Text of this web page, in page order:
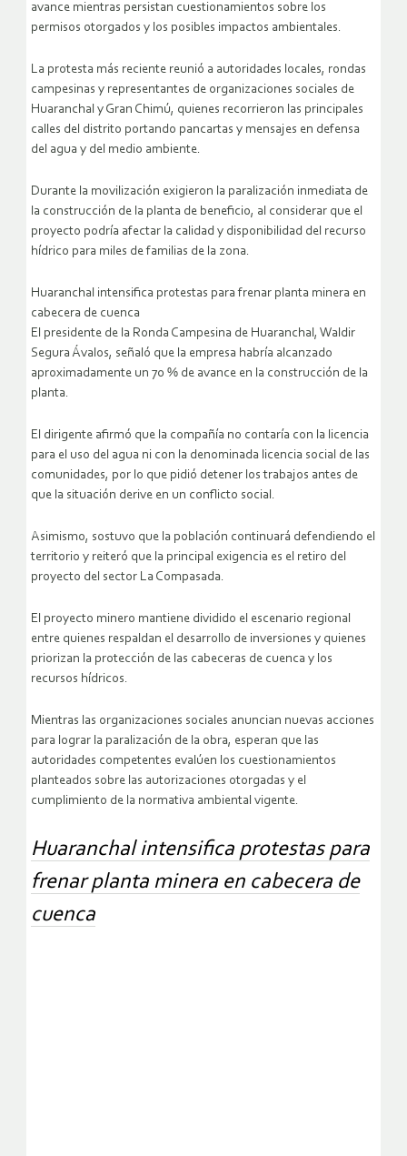
avance mientras persistan cuestionamientos sobre los
permisos otorgados y los posibles impactos ambientales.
La protesta más reciente reunió a autoridades locales, rondas
campesinas y representantes de organizaciones sociales de
Huaranchal y Gran Chimú, quienes recorrieron las principales
calles del distrito portando pancartas y mensajes en defensa
del agua y del medio ambiente.
Durante la movilización exigieron la paralización inmediata de
la construcción de la planta de beneficio, al considerar que el
proyecto podría afectar la calidad y disponibilidad del recurso
hídrico para miles de familias de la zona.
Huaranchal intensifica protestas para frenar planta minera en
cabecera de cuenca
El presidente de la Ronda Campesina de Huaranchal, Waldir
Segura Ávalos, señaló que la empresa habría alcanzado
aproximadamente un 70 % de avance en la construcción de la
planta.
El dirigente afirmó que la compañía no contaría con la licencia
para el uso del agua ni con la denominada licencia social de las
comunidades, por lo que pidió detener los trabajos antes de
que la situación derive en un conflicto social.
Asimismo, sostuvo que la población continuará defendiendo el
territorio y reiteró que la principal exigencia es el retiro del
proyecto del sector La Compasada.
El proyecto minero mantiene dividido el escenario regional
entre quienes respaldan el desarrollo de inversiones y quienes
priorizan la protección de las cabeceras de cuenca y los
recursos hídricos.
Mientras las organizaciones sociales anuncian nuevas acciones
para lograr la paralización de la obra, esperan que las
autoridades competentes evalúen los cuestionamientos
planteados sobre las autorizaciones otorgadas y el
cumplimiento de la normativa ambiental vigente.
Huaranchal intensifica protestas para
frenar planta minera en cabecera de
cuenca